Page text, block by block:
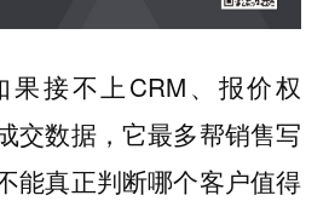
接不上CRM、报价权
交数据，它最多帮销售写
能真正判断哪个客户值得